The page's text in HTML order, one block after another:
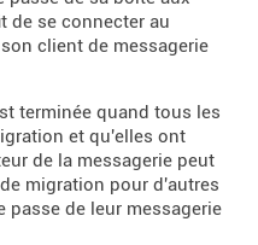
de se connecter au
client de messagerie
terminée quand tous les
et qu'elles ont
de la messagerie peut
migration pour d'autres
de leur messagerie